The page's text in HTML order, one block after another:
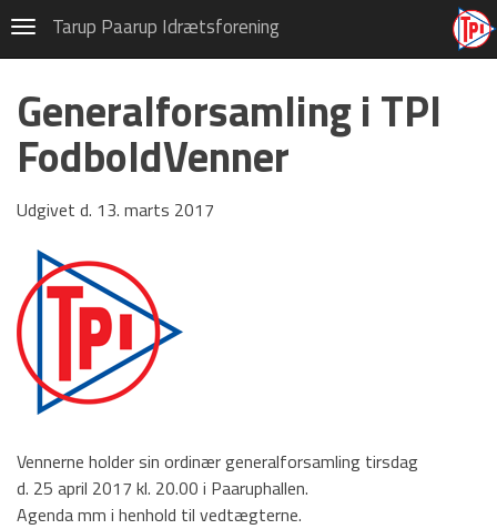
NavigationTarup Paarup Idrætsforening
HOVEDMENU
Hovedafdeling
Badminton
Håndbold
Motion/Løb
Old boys
Tennis og Padel
Kontakt
TPI Nyt
Generalforsamling i TPI
FodboldVenner
Udgivet d. 13. marts 2017
Vennerne holder sin ordinær generalforsamling tirsdag
d. 25 april 2017 kl. 20.00 i Paaruphallen.
Agenda mm i henhold til vedtægterne.